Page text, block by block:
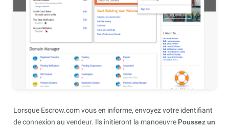
Lorsque Escrow.com vous en informe, envoyez votre identifiant
de connexion au vendeur. Ils initieront la manoeuvre Poussez un